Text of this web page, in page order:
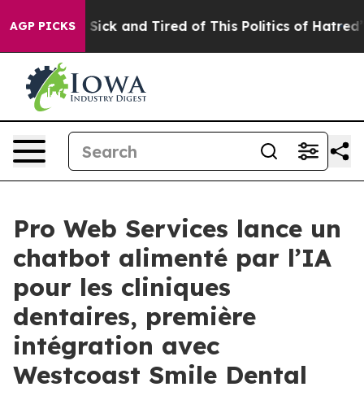
AGP PICKS
Are Sick and Tired of This Politics of Hatred” The
Pro Web Services lance un
chatbot alimenté par l’IA
pour les cliniques
dentaires, première
intégration avec
Westcoast Smile Dental